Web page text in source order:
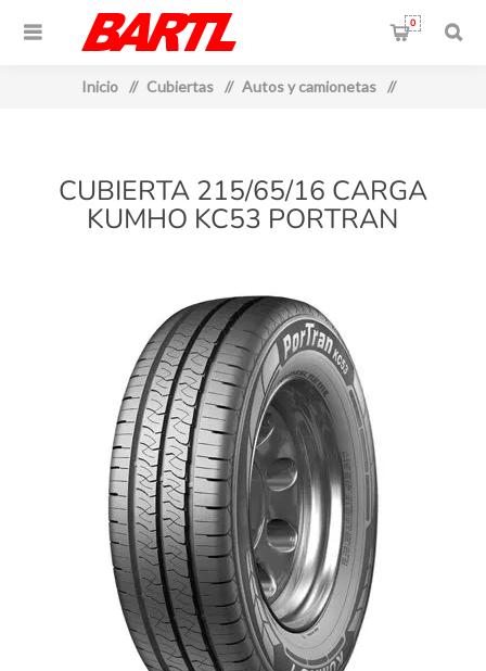
0
Inicio / Cubiertas / Autos y camionetas /
CUBIERTA 215/65/16 CARGA
KUMHO KC53 PORTRAN